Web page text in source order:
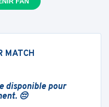
MATCH
disponible pour
😔